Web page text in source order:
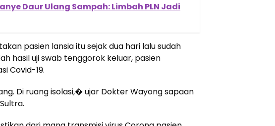
Daur Ulang Sampah: Limbah PLN Jadi
pasien lansia itu sejak dua hari lalu sudah
hasil uji swab tenggorok keluar, pasien
Covid-19.
Di ruang isolasi,� ujar Dokter Wayong sapaan